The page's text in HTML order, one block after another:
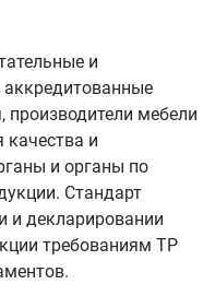
и
аккредитованные
производители мебели
качества и
и органы по
Стандарт
и декларировании
требованиям ТР